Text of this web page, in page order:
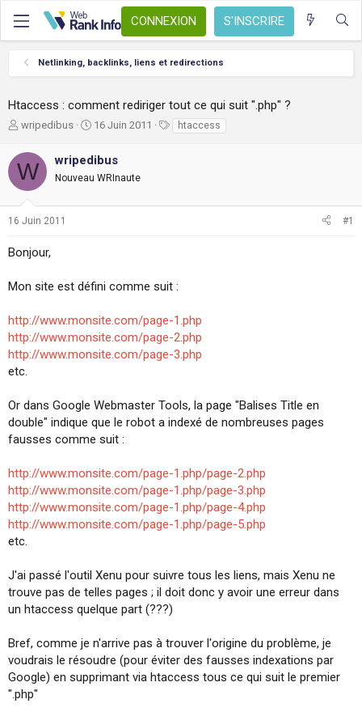
CONNEXION S'INSCRIRE
Netlinking, backlinks, liens et redirections
Htaccess : comment rediriger tout ce qui suit ".php" ?
A
t
e
u
e
a
i
c
u
s
s
i
n
wripedibus
D
t
e
d
16 Juin 2011 htaccess
W wripedibus
Nouveau WRInaute
16 Juin 2011 #1
Bonjour,
Mon site est défini comme suit :
http://www.monsite.com/page-1.php
http://www.monsite.com/page-2.php
http://www.monsite.com/page-3.php
etc.
Or dans Google Webmaster Tools, la page "Balises Title en
double" indique que le robot a indexé de nombreuses pages
fausses comme suit :
http://www.monsite.com/page-1.php/page-2.php
http://www.monsite.com/page-1.php/page-3.php
http://www.monsite.com/page-1.php/page-4.php
http://www.monsite.com/page-1.php/page-5.php
etc.
J'ai passé l'outil Xenu pour suivre tous les liens, mais Xenu ne
trouve pas de telles pages ; il doit donc y avoir une erreur dans
un htaccess quelque part (???)
Bref, comme je n'arrive pas à trouver l'origine du problème, je
voudrais le résoudre (pour éviter des fausses indexations par
Google) en supprimant via htaccess tous ce qui suit le premier
".php"